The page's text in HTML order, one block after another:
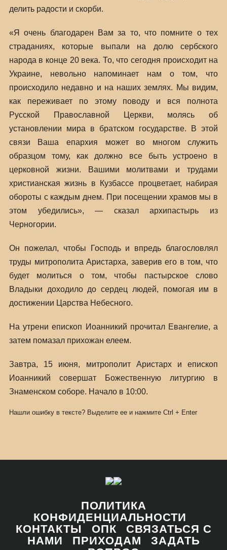
делить радости и скорби.
«Я очень благодарен Вам за то, что помните о тех
страданиях, которые выпали на долю сербского
народа в конце 20 века. То, что сегодня происходит на
Украине, невольно напоминает нам о том, что
происходило недавно и на наших землях. Мы видим,
как переживает по этому поводу и вся полнота
Русской Православной Церкви, молясь об
установлении мира в братском государстве. В этой
связи Ваша епархия может во многом служить
образцом тому, как должно все быть устроено в
церковной жизни. Вашими молитвами и трудами
христианская жизнь в Кузбассе процветает, набирая
обороты с каждым днем. При посещении храмов мы в
этом убедились», — сказал архипастырь из
Черногории.
Он пожелал, чтобы Господь и впредь благословлял
труды митрополита Аристарха, заверив его в том, что
будет молиться о том, чтобы пастырское слово
Владыки доходило до сердец людей, помогая им в
достижении Царства Небесного.
На утрени епископ Иоанникий прочитал Евангелие, а
затем помазал прихожан елеем.
Завтра, 15 июня, митрополит Аристарх и епископ
Иоанникий совершат Божественную литургию в
Знаменском соборе. Начало в 10:00.
Нашли ошибку в тексте? Выделите ее и нажмите Ctrl + Enter
ПОЛИТИКА
КОНФИДЕНЦИАЛЬНОСТИ
КОНТАКТЫ
ОПК
СВЯЗАТЬСЯ С
НАМИ
ПРИХОДАМ
ЗАДАТЬ